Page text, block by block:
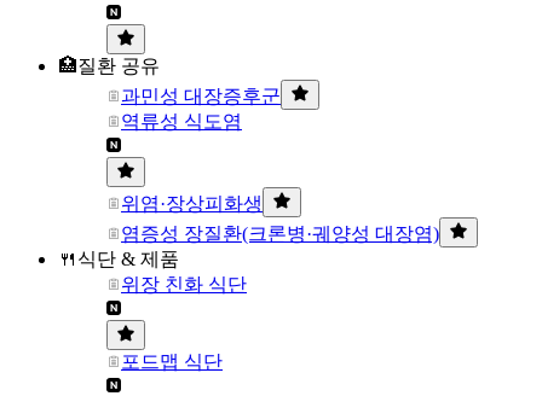
🏥질환 공유
과민성 대장증후군
역류성 식도염
위염·장상피화생
염증성 장질환(크론병·궤양성 대장염)
🍴식단 & 제품
위장 친화 식단
포드맵 식단